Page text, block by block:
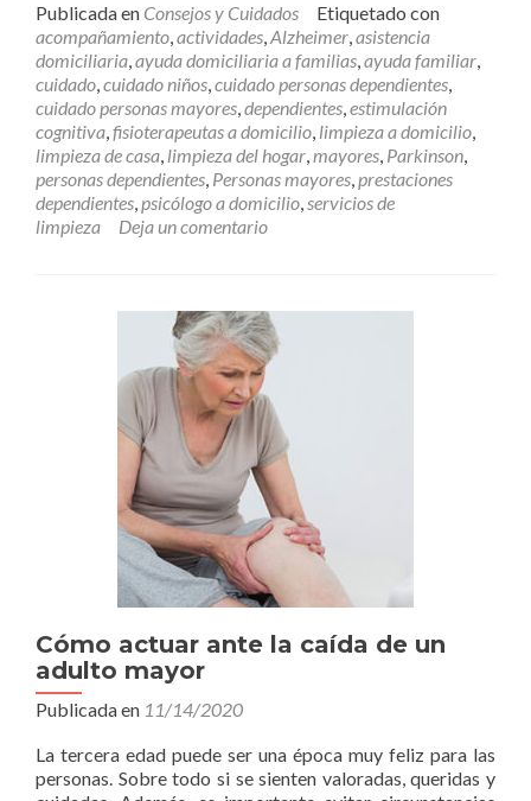
salud
dental
en
personas
mayores
Publicada en Consejos y Cuidados
Etiquetado con
acompañamiento,actividades,Alzheimer,asistencia
domiciliaria,ayuda domiciliaria a familias,ayuda familiar,
cuidado,cuidado niños,cuidado personas dependientes,
cuidado personas mayores,dependientes,estimulación
cognitiva,fisioterapeutas a domicilio, limpieza a domicilio,
limpieza de casa, limpieza del hogar,mayores, Parkinson,
personas dependientes, Personas mayores,prestaciones
dependientes,psicólogo a domicilio,servicios de
limpieza
Deja un comentario
Cómo actuar ante la caída de un
adulto mayor
Publicada en 11/14/2020
La tercera edad puede ser una época muy feliz para las
personas. Sobre todo si se sienten valoradas, queridas y